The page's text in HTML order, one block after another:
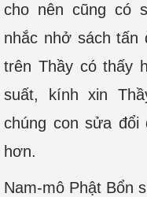
cho nên cũng có
nhắc nhở sách tấn
trên Thầy có thấy
suất, kính xin
chúng con sửa đổi
hơn.
Nam-mô Phật Bổn